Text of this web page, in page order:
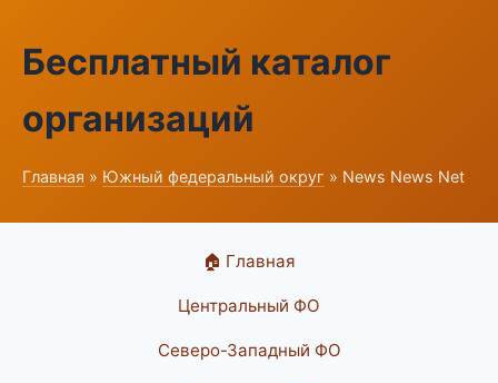
Бесплатный каталог
организаций
Главная » Южный федеральный округ » News News Net
🏠 Главная
Центральный ФО
Северо-Западный ФО